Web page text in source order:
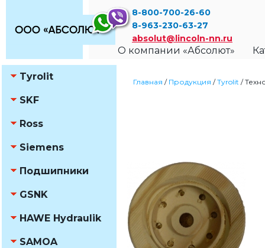
8-800-700-26-60
8-963-230-63-27
absolut@lincoln-nn.ru
О компании «Абсолют»
Tyrolit
SKF
Ross
Siemens
Подшипники
GSNK
HAWE Hydraulik
SAMOA
Главная / Продукция /Tyrolit /